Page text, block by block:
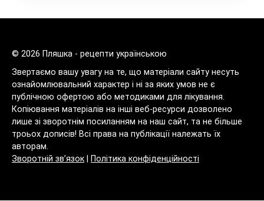
© 2026 Пляшка - рецепти українською
Звертаємо вашу увагу на те, що матеріали сайту несуть
ознайомлювальний характер і ні за яких умов не є
публічною офертою або методиками для лікування.
Копіювання матеріалів на інші веб-ресурси дозволено
лише зі зворотнім посиланням на наш сайт, та не більше
троьох дописів! Всі права на публікації належать їх
авторам.
Зворотній зв’язок
Політика конфіденційності